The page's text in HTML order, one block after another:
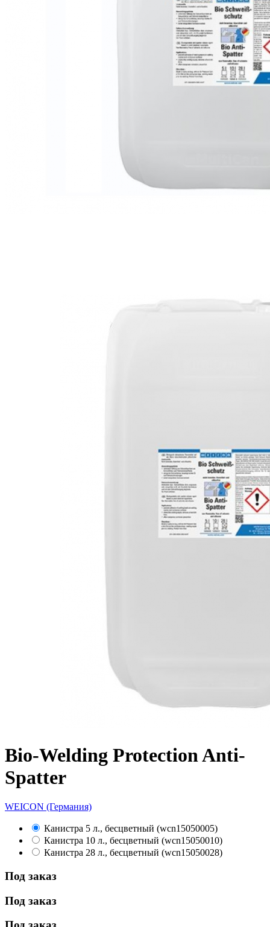
Bio-Welding Protection Anti-
Spatter
WEICON (Германия)
Канистра 5 л., бесцветный (wcn15050005)
Канистра 10 л., бесцветный (wcn15050010)
Канистра 28 л., бесцветный (wcn15050028)
Под заказ
Под заказ